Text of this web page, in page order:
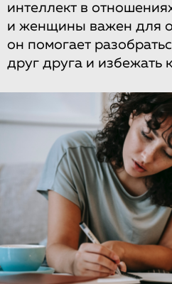
интеллект в
и женщины важен для
он помогает
друг друга и избежать